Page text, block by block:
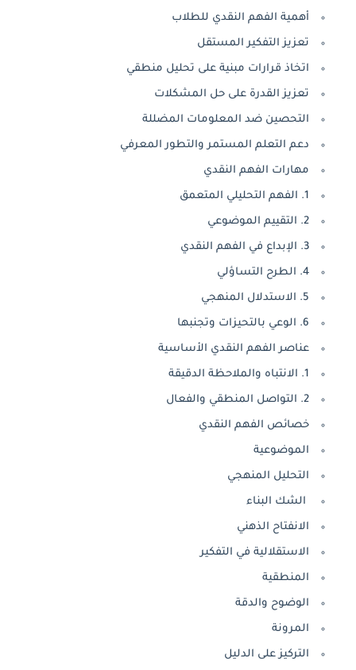
أهمية الفهم النقدي للطلاب
تعزيز التفكير المستقل
اتخاذ قرارات مبنية على تحليل منطقي
تعزيز القدرة على حل المشكلات
التحصين ضد المعلومات المضللة
دعم التعلم المستمر والتطور المعرفي
مهارات الفهم النقدي
1. الفهم التحليلي المتعمق
2. التقييم الموضوعي
3. الإبداع في الفهم النقدي
4. الطرح التساؤلي
5. الاستدلال المنهجي
6. الوعي بالتحيزات وتجنبها
عناصر الفهم النقدي الأساسية
1. الانتباه والملاحظة الدقيقة
2. التواصل المنطقي والفعال
خصائص الفهم النقدي
الموضوعية
التحليل المنهجي
الشك البناء
الانفتاح الذهني
الاستقلالية في التفكير
المنطقية
الوضوح والدقة
المرونة
التركيز على الدليل